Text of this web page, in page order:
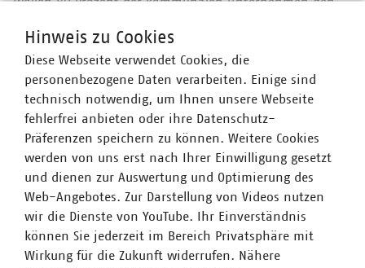
Glasfasernetz anbieten.
Wir halten Deutschland am Laufen – denn nichts
geschieht, wenn es nicht vor Ort passiert: Unser Beitrag
für heute und morgen: #Daseinsvorsorge. Unsere
Positionen:
www.vku.de
Ansprechpartner
Hinweis zu Cookies
Diese Webseite verwendet Cookies, die
personenbezogene Daten verarbeiten. Einige sind
technisch notwendig, um Ihnen unsere Webseite
fehlerfrei anbieten oder ihre Datenschutz-
Präferenzen speichern zu können. Weitere Cookies
werden von uns erst nach Ihrer Einwilligung gesetzt
und dienen zur Auswertung und Optimierung des
Web-Angebotes. Zur Darstellung von Videos nutzen
wir die Dienste von YouTube. Ihr Einverständnis
können Sie jederzeit im Bereich Privatsphäre mit
Wirkung für die Zukunft widerrufen. Nähere